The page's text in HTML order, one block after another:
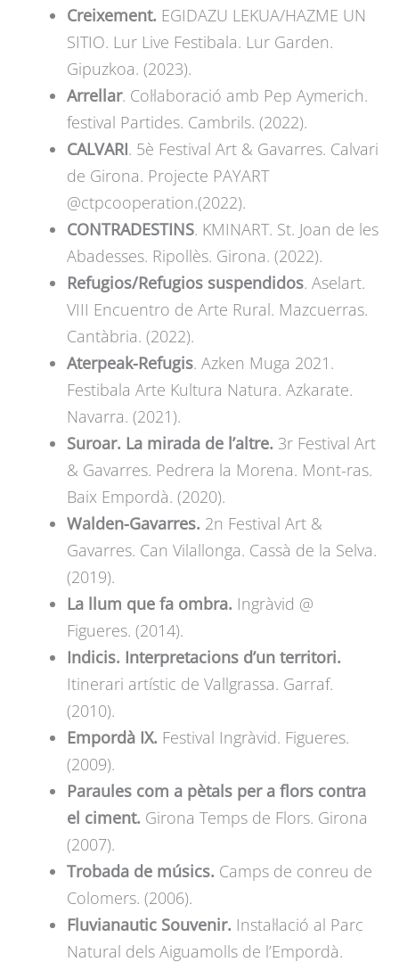
Creixement. EGIDAZU LEKUA/HAZME UN
SITIO. Lur Live Festibala. Lur Garden.
Gipuzkoa. (2023).
Arrellar. Col·laboració amb Pep Aymerich.
festival Partides. Cambrils. (2022).
CALVARI. 5è Festival Art & Gavarres. Calvari
de Girona. Projecte PAYART
@ctpcooperation.(2022).
CONTRADESTINS. KMINART. St. Joan de les
Abadesses. Ripollès. Girona. (2022).
Refugios/Refugios suspendidos. Aselart.
VIII Encuentro de Arte Rural. Mazcuerras.
Cantàbria. (2022).
Aterpeak-Refugis. Azken Muga 2021.
Festibala Arte Kultura Natura. Azkarate.
Navarra. (2021).
Suroar. La mirada de l’altre. 3r Festival Art
& Gavarres. Pedrera la Morena. Mont-ras.
Baix Empordà. (2020).
Walden-Gavarres. 2n Festival Art &
Gavarres. Can Vilallonga. Cassà de la Selva.
(2019).
La llum que fa ombra. Ingràvid @
Figueres. (2014).
Indicis. Interpretacions d’un territori.
Itinerari artístic de Vallgrassa. Garraf.
(2010).
Empordà IX. Festival Ingràvid. Figueres.
(2009).
Paraules com a pètals per a flors contra
el ciment. Girona Temps de Flors. Girona
(2007).
Trobada de músics. Camps de conreu de
Colomers. (2006).
Fluvianautic Souvenir. Instal·lació al Parc
Natural dels Aiguamolls de l’Empordà.